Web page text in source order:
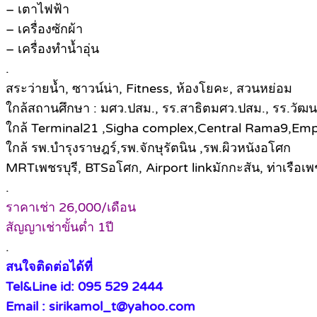
– เตาไฟฟ้า
– เครื่องซักผ้า
– เครื่องทำน้ำอุ่น
.
สระว่ายน้ำ, ซาวน์น่า, Fitness, ห้องโยคะ, สวนหย่อม
ใกล้สถานศึกษา : มศว.ปสม., รร.สาธิตมศว.ปสม., รร.วั
ใกล้ Terminal21 ,Sigha complex,Central
ใกล้ รพ.บำรุงราษฎร์,รพ.จักษุรัตนิน ,รพ.ผิวหนังอโศก
MRTเพชรบุรี, BTSอโศก, Airport linkมักกะสัน, ท่าเรือเ
.
ราคาเช่า 26,000/เดือน
สัญญาเช่าขั้นต่ำ 1ปี
.
สนใจติดต่อได้ที่
Tel&Line id: 095 529 2444
Email : sirikamol_t@yahoo.com